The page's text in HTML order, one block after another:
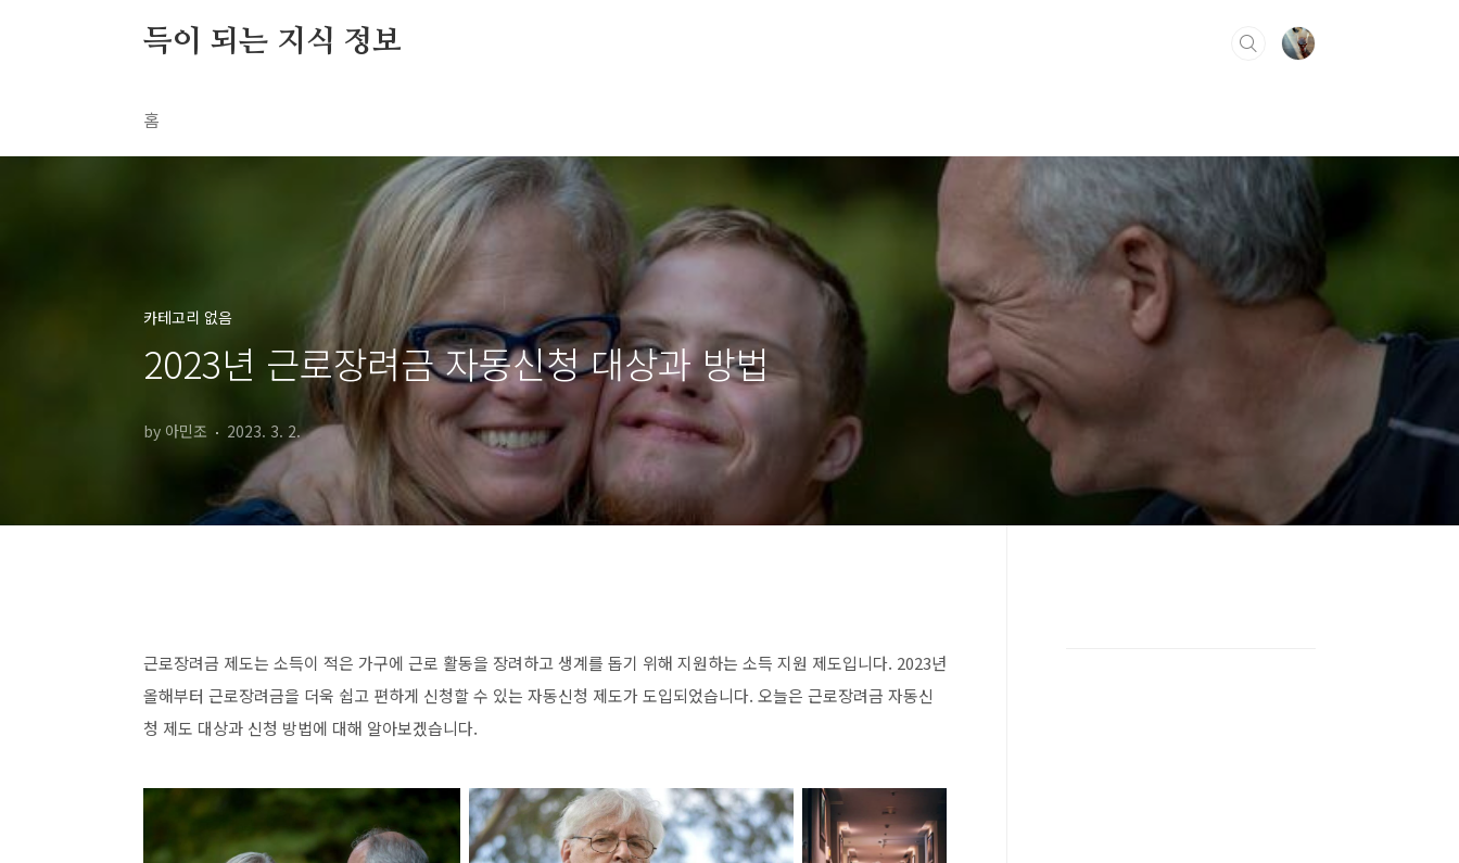
득이 되는 지식 정보
홈
카테고리 없음
2023년 근로장려금 자동신청 대상과 방법
by 아민조 2023. 3. 2.
근로장려금 제도는 소득이 적은 가구에 근로 활동을 장려하고 생계를 돕기 위해 지원하는 소득 지원 제도입니다. 2023년
올해부터 근로장려금을 더욱 쉽고 편하게 신청할 수 있는 자동신청 제도가 도입되었습니다. 오늘은 근로장려금 자동신
청 제도 대상과 신청 방법에 대해 알아보겠습니다.